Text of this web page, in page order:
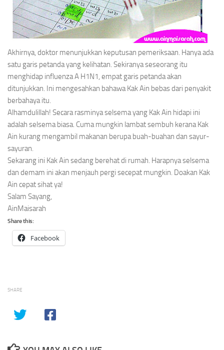
Akhirnya, doktor menunjukkan keputusan pemeriksaan. Hanya ada
satu garis petanda yang kelihatan. Sekiranya seseorang itu
menghidap influenza A H1N1, empat garis petanda akan
ditunjukkan. Ini mengesahkan bahawa Kak Ain bebas dari penyakit
berbahaya itu.
Alhamdulillah! Secara rasminya selsema yang Kak Ain hidapi ini
adalah selsema biasa. Cuma mungkin lambat sembuh kerana Kak
Ain kurang mengambil makanan berupa buah-buahan dan sayur-
sayuran.
Sekarang ini Kak Ain sedang berehat di rumah. Harapnya selsema
dan demam ini akan menjauh pergi secepat mungkin. Doakan Kak
Ain cepat sihat ya!
Salam Sayang,
AinMaisarah
Share this:
Facebook
SHARE